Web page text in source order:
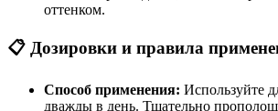
оттенком.
📋 Дозировки и правила
Способ применения: Используйте
дважды в день. Тщательно